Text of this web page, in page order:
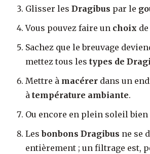
Glisser les Dragibus par le
Vous pouvez faire un choix de
Sachez que le breuvage
mettez tous les types de
Mettre à macérer dans un
à température ambiante.
Ou encore en plein soleil bien
Lesbonbons Dragibus ne se
entièrement ; un filtrage est,